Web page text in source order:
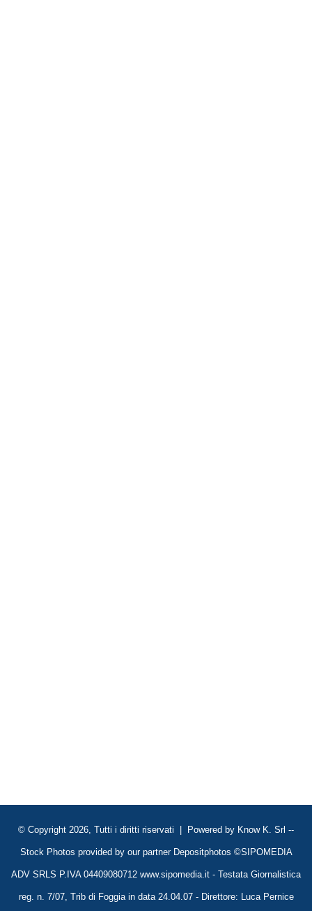
© Copyright 2026, Tutti i diritti riservati | Powered by Know K. Srl --
Stock Photos provided by our partner Depositphotos ©SIPOMEDIA
ADV SRLS P.IVA 04409080712 www.sipomedia.it - Testata Giornalistica
reg. n. 7/07, Trib di Foggia in data 24.04.07 - Direttore: Luca Pernice